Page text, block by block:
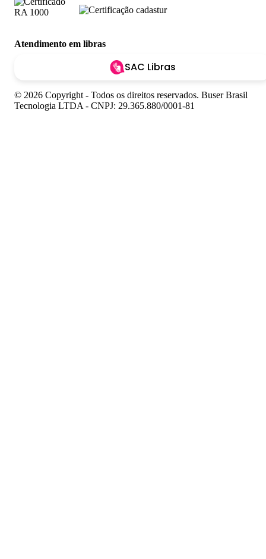
Atendimento em libras
SAC Libras
© 2026 Copyright - Todos os direitos reservados. Buser Brasil
Tecnologia LTDA - CNPJ: 29.365.880/0001-81